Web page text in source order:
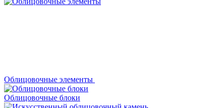
Облицовочные элементы
Облицовочные блоки